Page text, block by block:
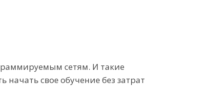
сетям. И такие
начать свое обучение без затрат